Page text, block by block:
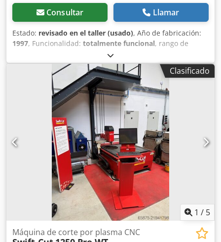
Consultar Llamar
Estado: revisado en el taller (usado), Año de fabricación:
1997, Funcionalidad: totalmente funcional, rango de
, espesor de chapa (máx.):
longitud de la mesa:3.000 mm, anchura de trabajo:1.500
, Cortadora de plasma Carbonini, modelo Entry, con un
área de trabajo de 3000x1500 mm. Incluye dos
generadores de corriente Thermal Dynamics. Trabajos
realizados: reemplazo de la mesa de trabajo reemplazo de
las guías de deslizamiento software de gestión para piezas
de sistemas de ventilación Codpfx Aozdrz Seblsha Plasma
Thermal Dynamics CUTMASTER 151, corte máximo a 100
amperios, 30 mm. Plasma Thermal Dynamics CUTMASTER
51, corte máximo a 40 amperios, 12 mm.
Clasificado
1 / 5
Máquina de corte por plasma CNC